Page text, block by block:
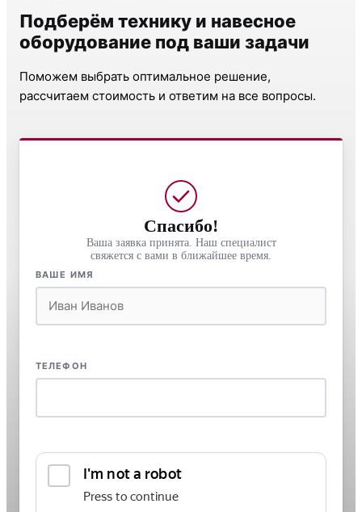
Подберём технику и навесное
оборудование под ваши задачи
Поможем выбрать оптимальное решение,
рассчитаем стоимость и ответим на все вопросы.
Спасибо!
Ваша заявка принята. Наш специалист
свяжется с вами в ближайшее время.
ВАШЕ ИМЯ
ТЕЛЕФОН